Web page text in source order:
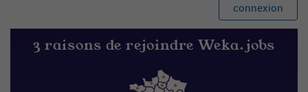
connexion
3 raisons de rejoindre Weka.jobs